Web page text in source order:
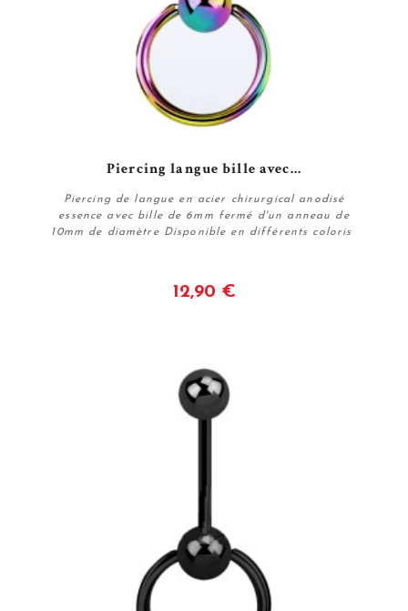
Piercing langue bille avec...
Piercing de langue en acier chirurgical anodisé
essence avec bille de 6mm fermé d'un anneau de
10mm de diamètre Disponible en différents coloris
12,90 €